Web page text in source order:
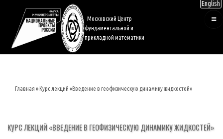
основному
содержанию
Московский Центр
фундаментальной и
прикладной математики
English
Главная Курс лекций «Введение в геофизическую динамику жидкостей»
КУРС ЛЕКЦИЙ «ВВЕДЕНИЕ В ГЕОФИЗИЧЕСКУЮ ДИНАМИКУ ЖИДКОСТЕЙ»